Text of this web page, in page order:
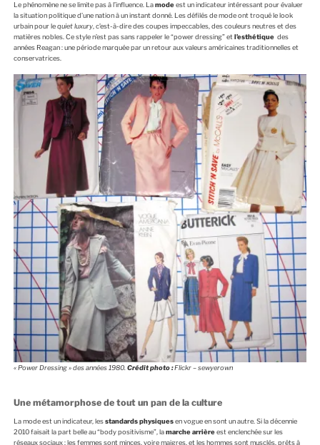
Le phénomène ne se limite pas à l’influence. Lamodeest un indicateur intéressant pour évaluer
la situation politique d’une nation à un instant donné. Les défilés de mode ont troqué le look
urbain pour lequiet luxury, c’est-à-dire des coupes impeccables, des couleurs neutres et des
matières nobles. Ce style n’est pas sans rappeler le “power dressing” et l’esthétiquedes
années Reagan : une période marquée par un retour aux valeurs américaines traditionnelles et
conservatrices.
« Power Dressing » des années 1980.Crédit photo :Flickr – sewyerown
Une métamorphose de tout un pan de la culture
La mode est un indicateur, lesstandards physiquesen vogue en sont un autre. Si la décennie
2010 faisait la part belle au “body positivisme”, lamarche arrièreest enclenchée sur les
réseaux sociaux : les femmes sont minces, voire maigres, et les hommes sont musclés, prêts à